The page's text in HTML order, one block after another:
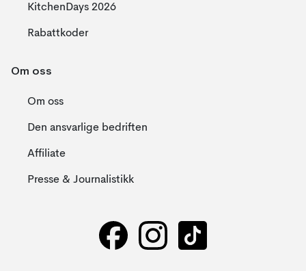
KitchenDays 2026
Rabattkoder
Om oss
Om oss
Den ansvarlige bedriften
Affiliate
Presse & Journalistikk